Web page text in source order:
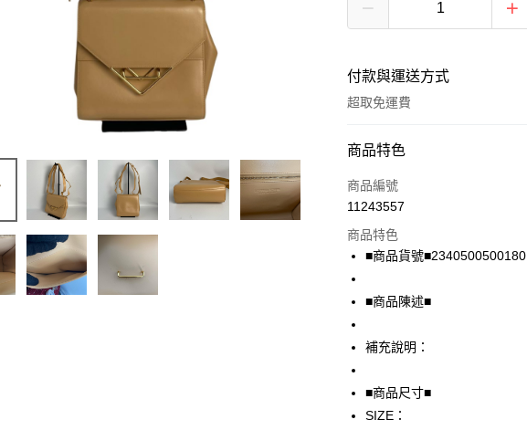
付款與運送方式
超取免運費
付款方式
信用卡一次付款
LINE Pay
Apple Pay
悠遊付
全盈+PAY
AFTEE先享後付
商品特色
商品編號
11243557
商品特色
■商品貨號■2340500500180
■商品陳述■
補充說明：
■商品尺寸■
SIZE：